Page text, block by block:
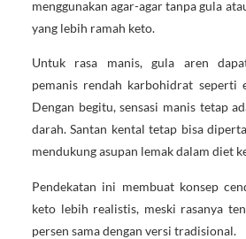
menggunakan agar-agar tanpa gula
yang lebih ramah keto.
Untuk rasa manis, gula aren
pemanis rendah karbohidrat seperti
Dengan begitu, sensasi manis tetap
darah. Santan kental tetap bisa
mendukung asupan lemak dalam diet
Pendekatan ini membuat konsep
keto lebih realistis, meski rasanya
persen sama dengan versi tradisional.